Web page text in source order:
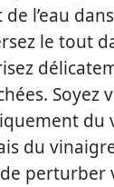
l’eau
le tout
Soyez
du
du
perturber